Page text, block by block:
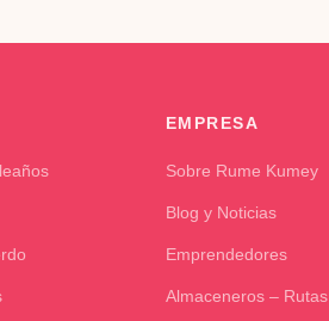
EMPRESA
Sobre Rume Kumey
Blog y Noticias
Emprendedores
Almaceneros – Rutas